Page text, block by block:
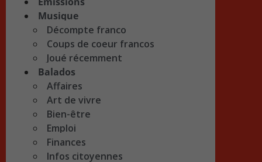
Musique
Décompte franco
Coups de coeur francos
Joué récemment
Balados
Affaires
Art de vivre
Bien-être
Emploi
Finances
Infos citoyennes